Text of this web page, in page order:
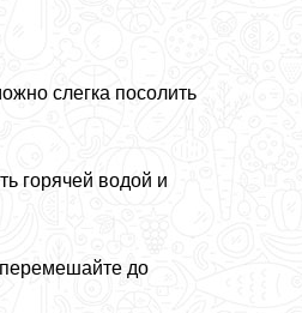
слегка посолить
горячей водой и
перемешайте до